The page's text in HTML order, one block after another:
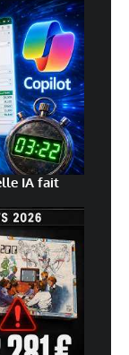
IA fait